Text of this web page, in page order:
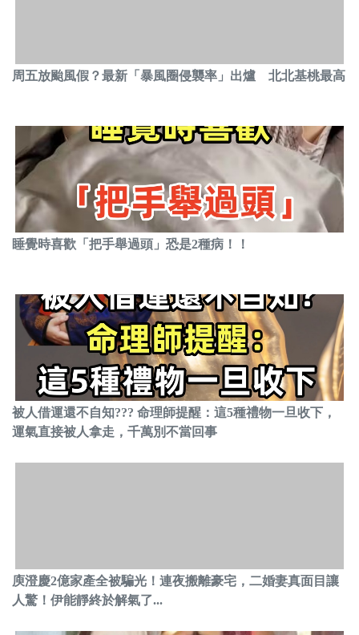
周五放颱風假？最新「暴風圈侵襲率」出爐 北北基桃最高
睡覺時喜歡「把手舉過頭」恐是2種病！！
被人借運還不自知??? 命理師提醒：這5種禮物一旦收下，
運氣直接被人拿走，千萬別不當回事
庾澄慶2億家產全被騙光！連夜搬離豪宅，二婚妻真面目讓
人驚！伊能靜終於解氣了...